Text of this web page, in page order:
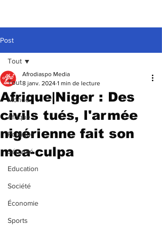
Post
Tout
Monde
Afrique
Politique
Sécurité
Education
Société
Économie
Sports
Tout
Afrique|Niger : Des
civils tués, l'armée
nigérienne fait son
mea-culpa
Afrodiaspo Media
8 janv. 2024 1 min de lecture